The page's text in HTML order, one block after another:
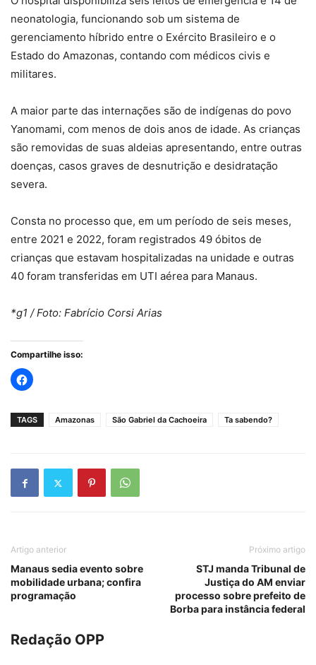
neonatologia, funcionando sob um sistema de
gerenciamento híbrido entre o Exército Brasileiro e o
Estado do Amazonas, contando com médicos civis e
militares.
A maior parte das internações são de indígenas do povo
Yanomami, com menos de dois anos de idade. As crianças
são removidas de suas aldeias apresentando, entre outras
doenças, casos graves de desnutrição e desidratação
severa.
Consta no processo que, em um período de seis meses,
entre 2021 e 2022, foram registrados 49 óbitos de
crianças que estavam hospitalizadas na unidade e outras
40 foram transferidas em UTI aérea para Manaus.
*g1 / Foto: Fabrício Corsi Arias
Compartilhe isso:
TAGS Amazonas São Gabriel da Cachoeira Ta sabendo?
Artigo anterior
Manaus sedia evento sobre
mobilidade urbana; confira
programação
Próximo artigo
STJ manda Tribunal de
Justiça do AM enviar
processo sobre prefeito de
Borba para instância federal
Redação OPP